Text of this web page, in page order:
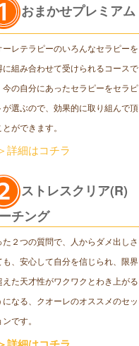
おまかせプレミアム
ーレテラピーのいろんなセラピーを
に組み合わせて受けられるコースで
今の自分にあったセラピーをセラピ
が選ぶので、効果的に取り組んで頂
とができます。
詳細はコチラ
ストレスクリア(R)
チング
た２つの質問で、人からダメ出しさ
も、安心して自分を信じられ、限界
えた天才性がワクワクとわき上がる
になる、クオーレのオススメのセッ
です。